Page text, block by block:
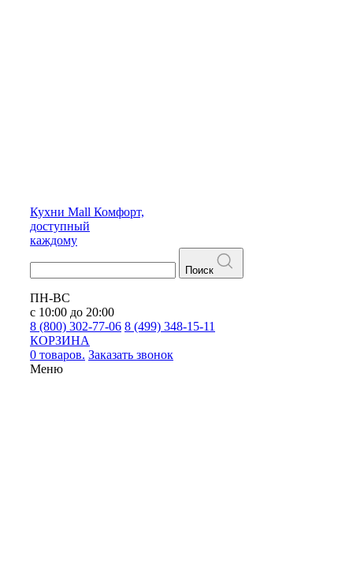
Кухни Mall Комфорт,
доступный
каждому
Поиск
ПН-ВС
с 10:00 до 20:00
8 (800) 302-77-06 8 (499) 348-15-11
КОРЗИНА
0 товаров. Заказать звонок
Меню